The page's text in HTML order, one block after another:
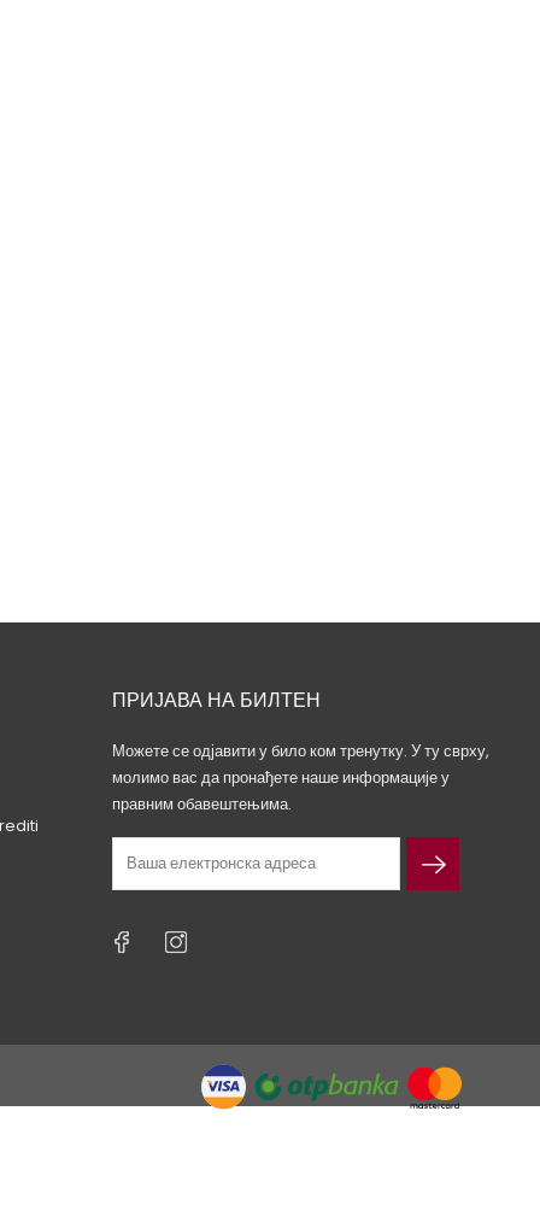
ПРИЈАВА НА БИЛТЕН
Можете се одјавити у било ком тренутку. У ту сврху,
молимо вас да пронађете наше информације у
правним обавештењима.